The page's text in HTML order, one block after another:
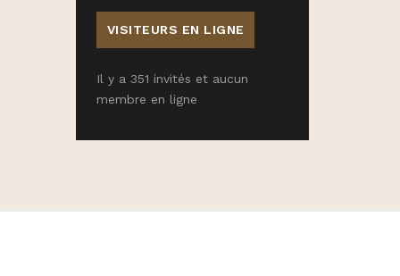
VISITEURS EN LIGNE
Il y a 351 invités et aucun
membre en ligne